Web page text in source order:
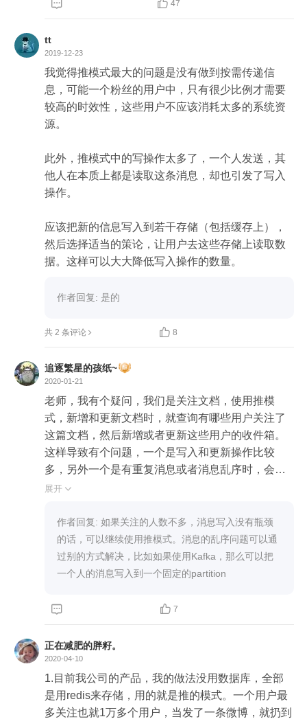
现），然后用户去收件箱中读取消息即可，优点就
是自己读自己的消息，跟别人没有竞争，缺点是多
余存储，在大V用户发微博消息中有延迟，同时写入
次数太多了，同时取消关注什么的也比较难操作。
3、后面改成了推拉结合的方式，即对于大V用拉模
式，对于普通的用户继续用推模式。
以结合推模式来进行相应的弥补。
  47
tt
2019-12-23
我觉得推模式最大的问题是没有做到按需传递信
息，可能一个粉丝的用户中，只有很少比例才需要
较高的时效性，这些用户不应该消耗太多的系统资
源。
此外，推模式中的写操作太多了，一个人发送，其
他人在本质上都是读取这条消息，却也引发了写入
操作。
应该把新的信息写入到若干存储（包括缓存上），
然后选择适当的策论，让用户去这些存储上读取数
据。这样可以大大降低写入操作的数量。
作者回复: 是的
共 2 条评论  8
追逐繁星的孩纸~
2020-01-21
老师，我有个疑问，我们是关注文档，使用推模
式，新增和更新文档时，就查询有哪些用户关注了
这篇文档，然后新增或者更新这些用户的收件箱。
这样导致有个问题，一个是写入和更新操作比较
多，另外一个是有重复消息或者消息乱序时，会重
复更新用户动态或者把用户的动态更新为更早的。
推模式。我想过使用缓存来缓存文档id和操作时
间，每次新增或者更新动态时先比较下操作时间，
但就需要加分布式锁。这种情况老师有什么建议
么？
展开 
作者回复: 如果关注的人数不多，消息写入没有瓶颈
的话，可以继续使用推模式。消息的乱序问题可以通
过别的方式解决，比如如果使用Kafka，那么可以把
一个人的消息写入到一个固定的partition
  7
正在减肥的胖籽。
2020-04-10
1.目前我公司的产品，我的做法没用数据库，全部
是用redis来存储，用的就是推的模式。一个用户最
多关注也就1万多个用户，当发了一条微博，就扔到